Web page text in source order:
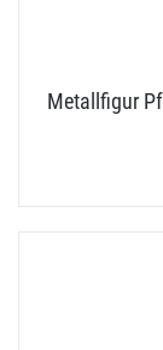
Metallfigur